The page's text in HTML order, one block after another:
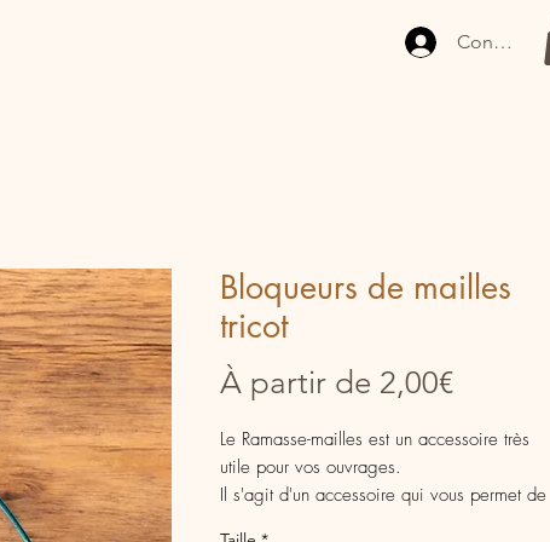
Connexion
Bloqueurs de mailles
tricot
À partir de 2,00€Prix
Le Ramasse-mailles est un accessoire très
utile pour vos ouvrages.
Il s'agit d'un accessoire qui vous permet de